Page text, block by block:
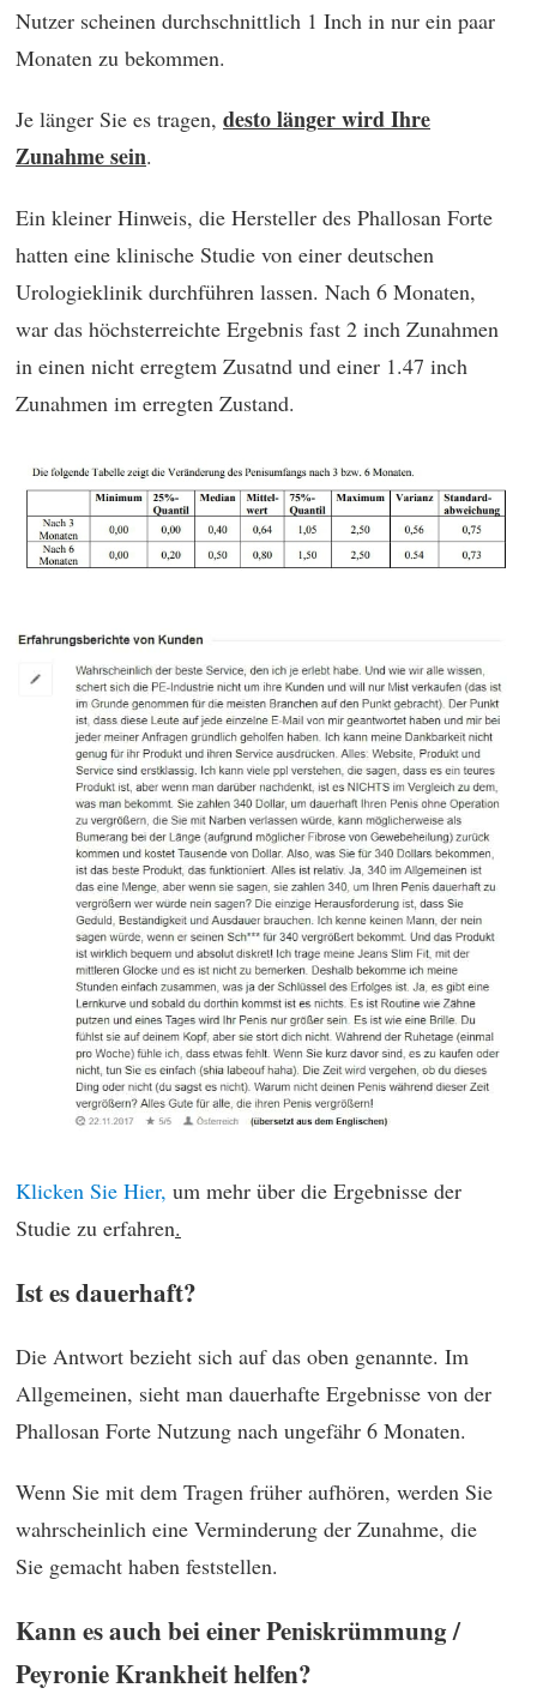
Nutzer scheinen durchschnittlich 1 Inch in nur ein paar
Monaten zu bekommen.
Je länger Sie es tragen, desto länger wird Ihre
Zunahme sein.
Ein kleiner Hinweis, die Hersteller des Phallosan Forte
hatten eine klinische Studie von einer deutschen
Urologieklinik durchführen lassen. Nach 6 Monaten,
war das höchsterreichte Ergebnis fast 2 inch Zunahmen
in einen nicht erregtem Zusatnd und einer 1.47 inch
Zunahmen im erregten Zustand.
Klicken Sie Hier, um mehr über die Ergebnisse der
Studie zu erfahren.
Ist es dauerhaft?
Die Antwort bezieht sich auf das oben genannte. Im
Allgemeinen, sieht man dauerhafte Ergebnisse von der
Phallosan Forte Nutzung nach ungefähr 6 Monaten.
Wenn Sie mit dem Tragen früher aufhören, werden Sie
wahrscheinlich eine Verminderung der Zunahme, die
Sie gemacht haben feststellen.
Kann es auch bei einer Peniskrümmung /
Peyronie Krankheit helfen?